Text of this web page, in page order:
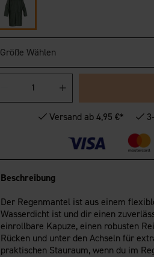
Größe Wählen
Versand ab 4,95 €*
Beschreibung
Der Regenmantel ist aus einem
Wasserdicht ist und dir einen
einrollbare Kapuze, einen robusten
Rücken und unter den Achseln für
praktischen Stauraum, wenn du im